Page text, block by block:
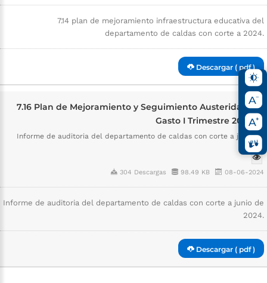
7.14 plan de mejoramiento infraestructura educativa del
departamento de caldas con corte a 2024.
Descargar ( pdf )
7.16 Plan de Mejoramiento y Seguimiento Austeridad del
Gasto I Trimestre 2024 (1)
Informe de auditoria del departamento de caldas con corte a junio de
2024.
304 Descargas 98.49 KB 08-06-2024
Informe de auditoria del departamento de caldas con corte a junio de
2024.
Descargar ( pdf )